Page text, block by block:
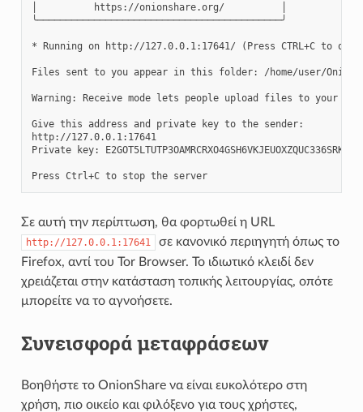
│          https://onionshare.org/          │
╰───────────────────────────────────────────╯
* Running on http://127.0.0.1:17641/ (Press CTRL+C to
Files sent to you appear in this folder: /home/user/
Warning: Receive mode lets people upload files to your
Give this address and private key to the sender:
http://127.0.0.1:17641
Private key:
Press Ctrl+C to stop the server
Σε αυτή την περίπτωση, θα φορτωθεί η URL
http://127.0.0.1:17641
σε κανονικό περιηγητή όπως το
Firefox, αντί του Tor Browser. Το ιδιωτικό κλειδί δεν
χρειάζεται στην κατάσταση τοπικής λειτουργίας, οπότε
μπορείτε να το αγνοήσετε.
Συνεισφορά μεταφράσεων
Βοηθήστε το OnionShare να είναι ευκολότερο στη
χρήση, πιο οικείο και φιλόξενο για τους χρήστες,